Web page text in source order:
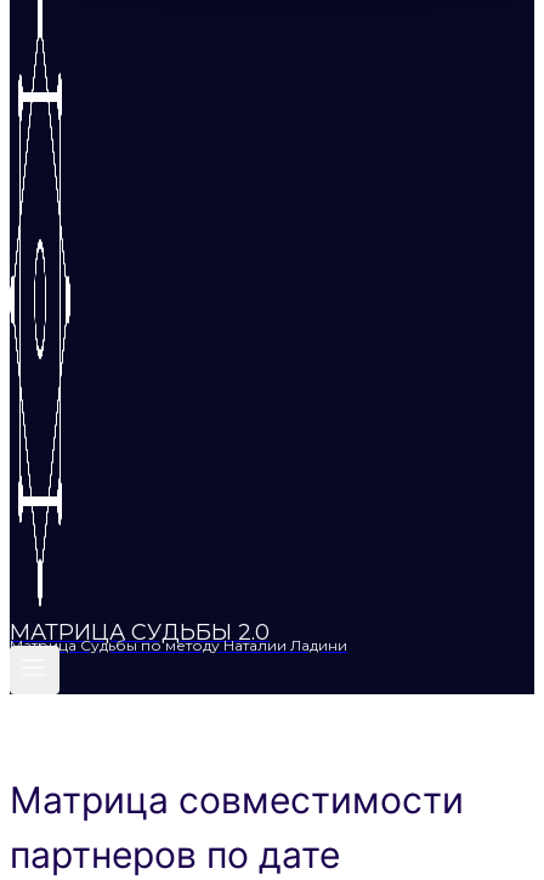
МАТРИЦА СУДЬБЫ 2.0
Матрица Судьбы по методу Наталии Ладини
Матрица совместимости
партнеров по дате